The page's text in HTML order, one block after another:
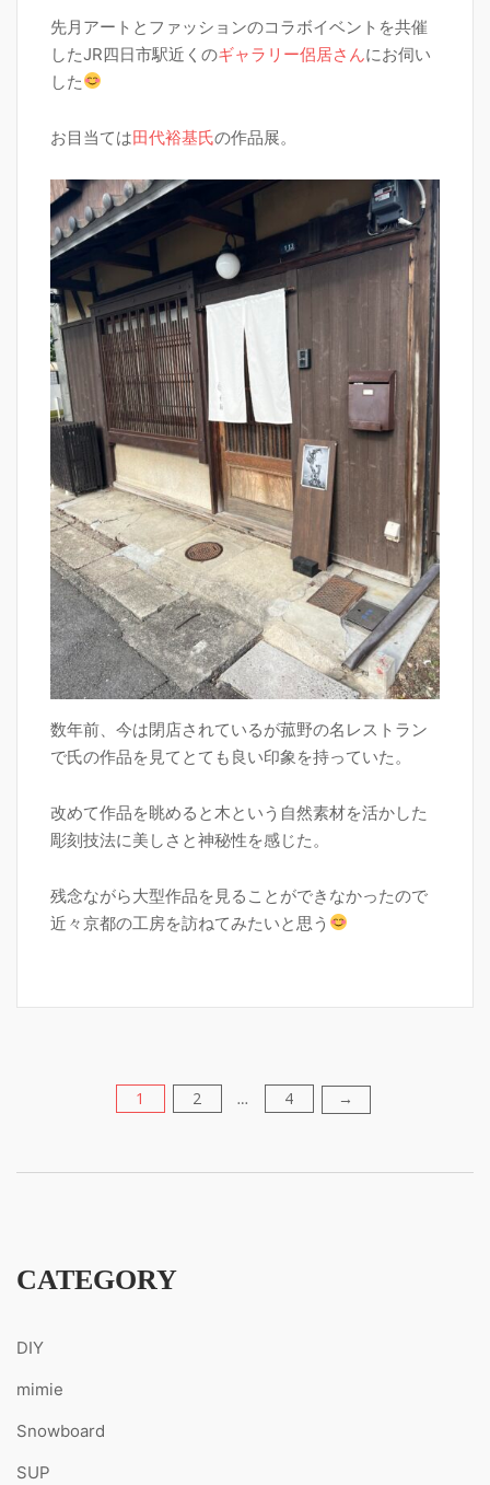
先月アートとファッションのコラボイベントを共催
したJR四日市駅近くのギャラリー侶居さんにお伺い
した
お目当ては田代裕基氏の作品展。
数年前、今は閉店されているが菰野の名レストラン
で氏の作品を見てとても良い印象を持っていた。
改めて作品を眺めると木という自然素材を活かした
彫刻技法に美しさと神秘性を感じた。
残念ながら大型作品を見ることができなかったので
近々京都の工房を訪ねてみたいと思う
ジ
送
1 2 … 4 →
CATEGORY
DIY
mimie
Snowboard
SUP